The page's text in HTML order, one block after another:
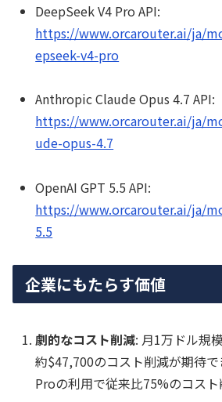
DeepSeek V4 Pro API:
https://www.orcarouter.ai/ja/
epseek-v4-pro
Anthropic Claude Opus 4.7 API:
https://www.orcarouter.ai/ja/
ude-opus-4.7
OpenAI GPT 5.5 API:
https://www.orcarouter.ai/ja/
5.5
企業にもたらす価値
劇的なコスト削減: 月1万ドル規
約$47,700のコスト削減が期待
Proの利用で従来比75%のコスト